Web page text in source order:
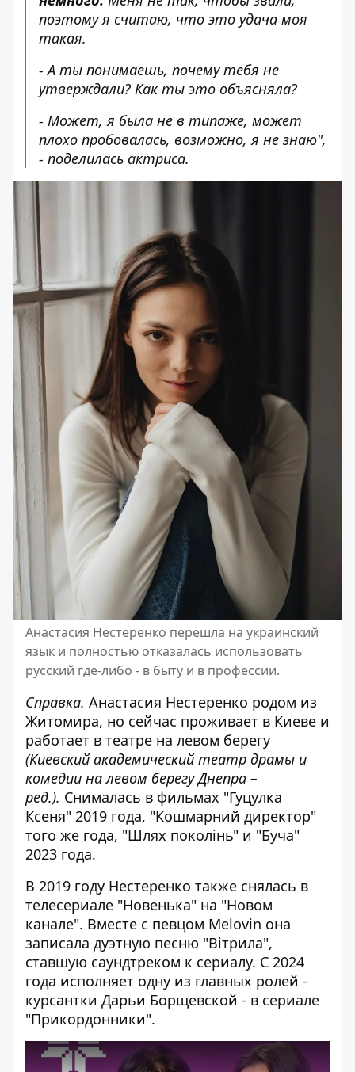
поэтому я считаю, что это удача моя
такая.
- А ты понимаешь, почему тебя не
утверждали? Как ты это объясняла?
- Может, я была не в типаже, может
плохо пробовалась, возможно, я не знаю",
- поделилась актриса.
Анастасия Нестеренко перешла на украинский
язык и полностью отказалась использовать
русский где-либо - в быту и в профессии.
Справка. Анастасия Нестеренко родом из
Житомира, но сейчас проживает в Киеве и
работает в театре на левом берегу
(Киевский академический театр драмы и
комедии на левом берегу Днепра –
ред.). Снималась в фильмах "Гуцулка
Ксеня" 2019 года, "Кошмарний директор"
того же года, "Шлях поколінь" и "Буча"
2023 года.
В 2019 году Нестеренко также снялась в
телесериале "Новенька" на "Новом
канале". Вместе с певцом Melovin она
записала дуэтную песню "Вітрила",
ставшую саундтреком к сериалу. С 2024
года исполняет одну из главных ролей -
курсантки Дарьи Борщевской - в сериале
"Прикордонники".